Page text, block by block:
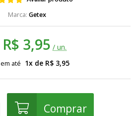
Getex
R$ 3,95 / un.
em até 1x de R$ 3,95
Comprar